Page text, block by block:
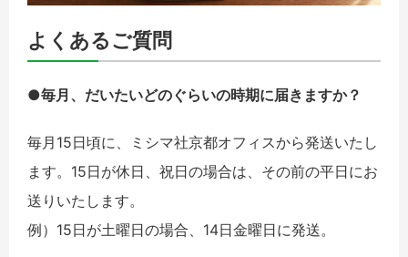
よくあるご質問
●毎月、だいたいどのぐらいの時期に届きますか？
毎月15日頃に、ミシマ社京都オフィスから発送いたし
ます。15日が休日、祝日の場合は、その前の平日にお
送りいたします。
例）15日が土曜日の場合、14日金曜日に発送。